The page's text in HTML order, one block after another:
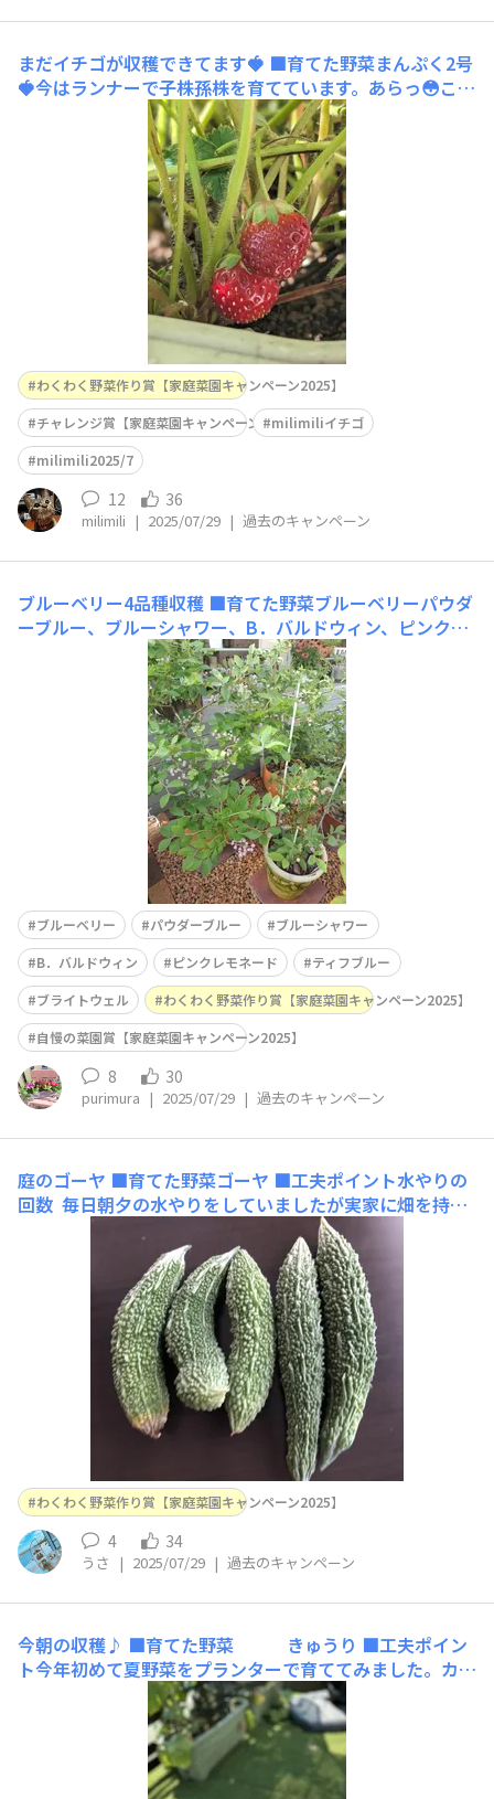
まだイチゴが収穫できてます🍓 ■育てた野菜まんぷく2号
🍓今はランナーで子株孫株を育てています。あらっ😳こん
なところにちっちゃなイチゴができていました😍まだ、
ヘタの葉っぱがパーンと反り返ってないけど真っ赤だか
ら、鳥さんに食べられる前に収穫しちゃお🎶ミニトマト🍅
と一緒に和風ドレッシングでサラダとして食べます🍓ミニ
トマトより甘〜くて美
わくわく野菜作り賞【家庭菜園キャンペーン2025】
チャレンジ賞【家庭菜園キャンペーン2025】milimiliイチゴ
milimili2025/7
12 36
milimili | 2025/07/29 | 過去のキャンペーン
ブルーベリー4品種収穫 ■育てた野菜ブルーベリーパウダ
ーブルー、ブルーシャワー、B．バルドウィン、ピンクレ
モネード今年更に２品種を購入ティフブルー、ブライトウ
ェル■工夫ポイント・同じ植木鉢で育てるため、冬に根切
りをして土を入れ替えています。土は酸性になるようにピ
ートモスや鹿沼土をブレンドします。・夏剪定と冬剪定で
ブルーベリー パウダーブルー
ブルーシャワー
B．バルドウィン
ピンクレモネード
ティフブルー
ブライトウェル
わくわく野菜作り賞【家庭菜園キャンペーン2025】
自慢の菜園賞【家庭菜園キャンペーン2025】
8 30
purimura | 2025/07/29 | 過去のキャンペーン
庭のゴーヤ ■育てた野菜ゴーヤ ■工夫ポイント水やりの
回数 毎日朝夕の水やりをしていましたが実家に畑を持つ
友人達に「そんなに水やりをしていなかった」と聞いて今
年は水やりの回数を減らしてみました。2日に1回くらい
です。 その効果かどうかわかりませんが例年に比べて今
わくわく野菜作り賞【家庭菜園キャンペーン2025】
4 34
うさ | 2025/07/29 | 過去のキャンペーン
今朝の収穫♪ ■育てた野菜 きゅうり ■工夫ポイン
ト今年初めて夏野菜をプランターで育ててみました。カイ
ンズさんのキュウリ苗を植えたところ、毎日たくさんの実
をつけてくれます！今朝は数えたら10本の収穫！さっぱ
り浅漬けに大量消費します♪まだまだ赤ちゃんきゅうりが
ちらほら🥒大豊作でとっても嬉しいです☺️